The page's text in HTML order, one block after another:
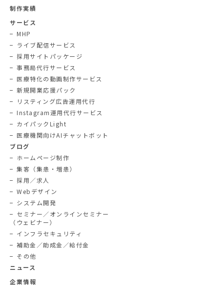
制作実績
サービス
MHP
ライブ配信サービス
採用サイトパッケージ
事務局代行サービス
医療特化の動画制作サービス
新規開業応援パック
リスティング広告運用代行
Instagram運用代行サービス
カイパックLight
医療機関向けAIチャットボット
ブログ
ホームページ制作
集客（集患・増患）
採用／求人
Webデザイン
システム開発
セミナー／オンラインセミナー
（ウェビナー）
インフラセキュリティ
補助金／助成金／給付金
その他
ニュース
企業情報